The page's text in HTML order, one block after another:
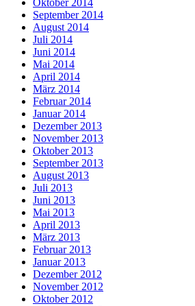
Oktober 2014
September 2014
August 2014
Juli 2014
Juni 2014
Mai 2014
April 2014
März 2014
Februar 2014
Januar 2014
Dezember 2013
November 2013
Oktober 2013
September 2013
August 2013
Juli 2013
Juni 2013
Mai 2013
April 2013
März 2013
Februar 2013
Januar 2013
Dezember 2012
November 2012
Oktober 2012